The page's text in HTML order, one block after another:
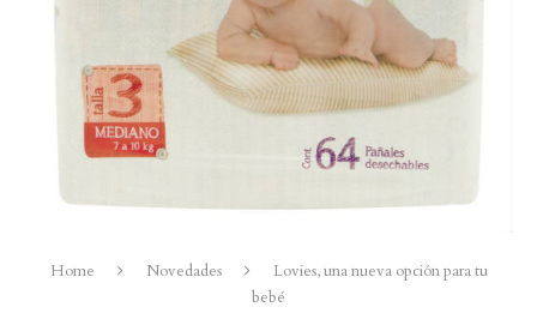
Home Novedades
Lovies, una nueva opción para tu
bebé